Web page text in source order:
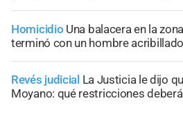
Homicidio Una balacera en la
terminó con un hombre acribillado
Revés judicial La Justicia le dijo
Moyano: qué restricciones